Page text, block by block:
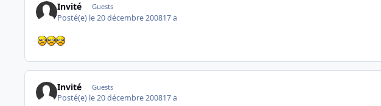
Invité Guests
Posté(e) le 20 décembre 200817 a
Invité Guests
Posté(e) le 20 décembre 200817 a